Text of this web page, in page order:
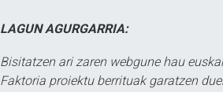
LAGUN AGURGARRIA:
Bisitatzen ari zaren webgune hau
Faktoria proiektu berrituak garatzen